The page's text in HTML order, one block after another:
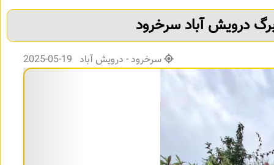
درویش آباد سرخرود
سرخرود - درویش آباد 19-05-2025